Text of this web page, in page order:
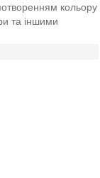
кольору
та іншими